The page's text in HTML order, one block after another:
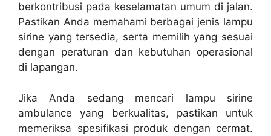
berkontribusi pada keselamatan umum di jalan.
Pastikan Anda memahami berbagai jenis lampu
sirine yang tersedia, serta memilih yang sesuai
dengan peraturan dan kebutuhan operasional
di lapangan.
Jika Anda sedang mencari lampu sirine
ambulance yang berkualitas, pastikan untuk
memeriksa spesifikasi produk dengan cermat.